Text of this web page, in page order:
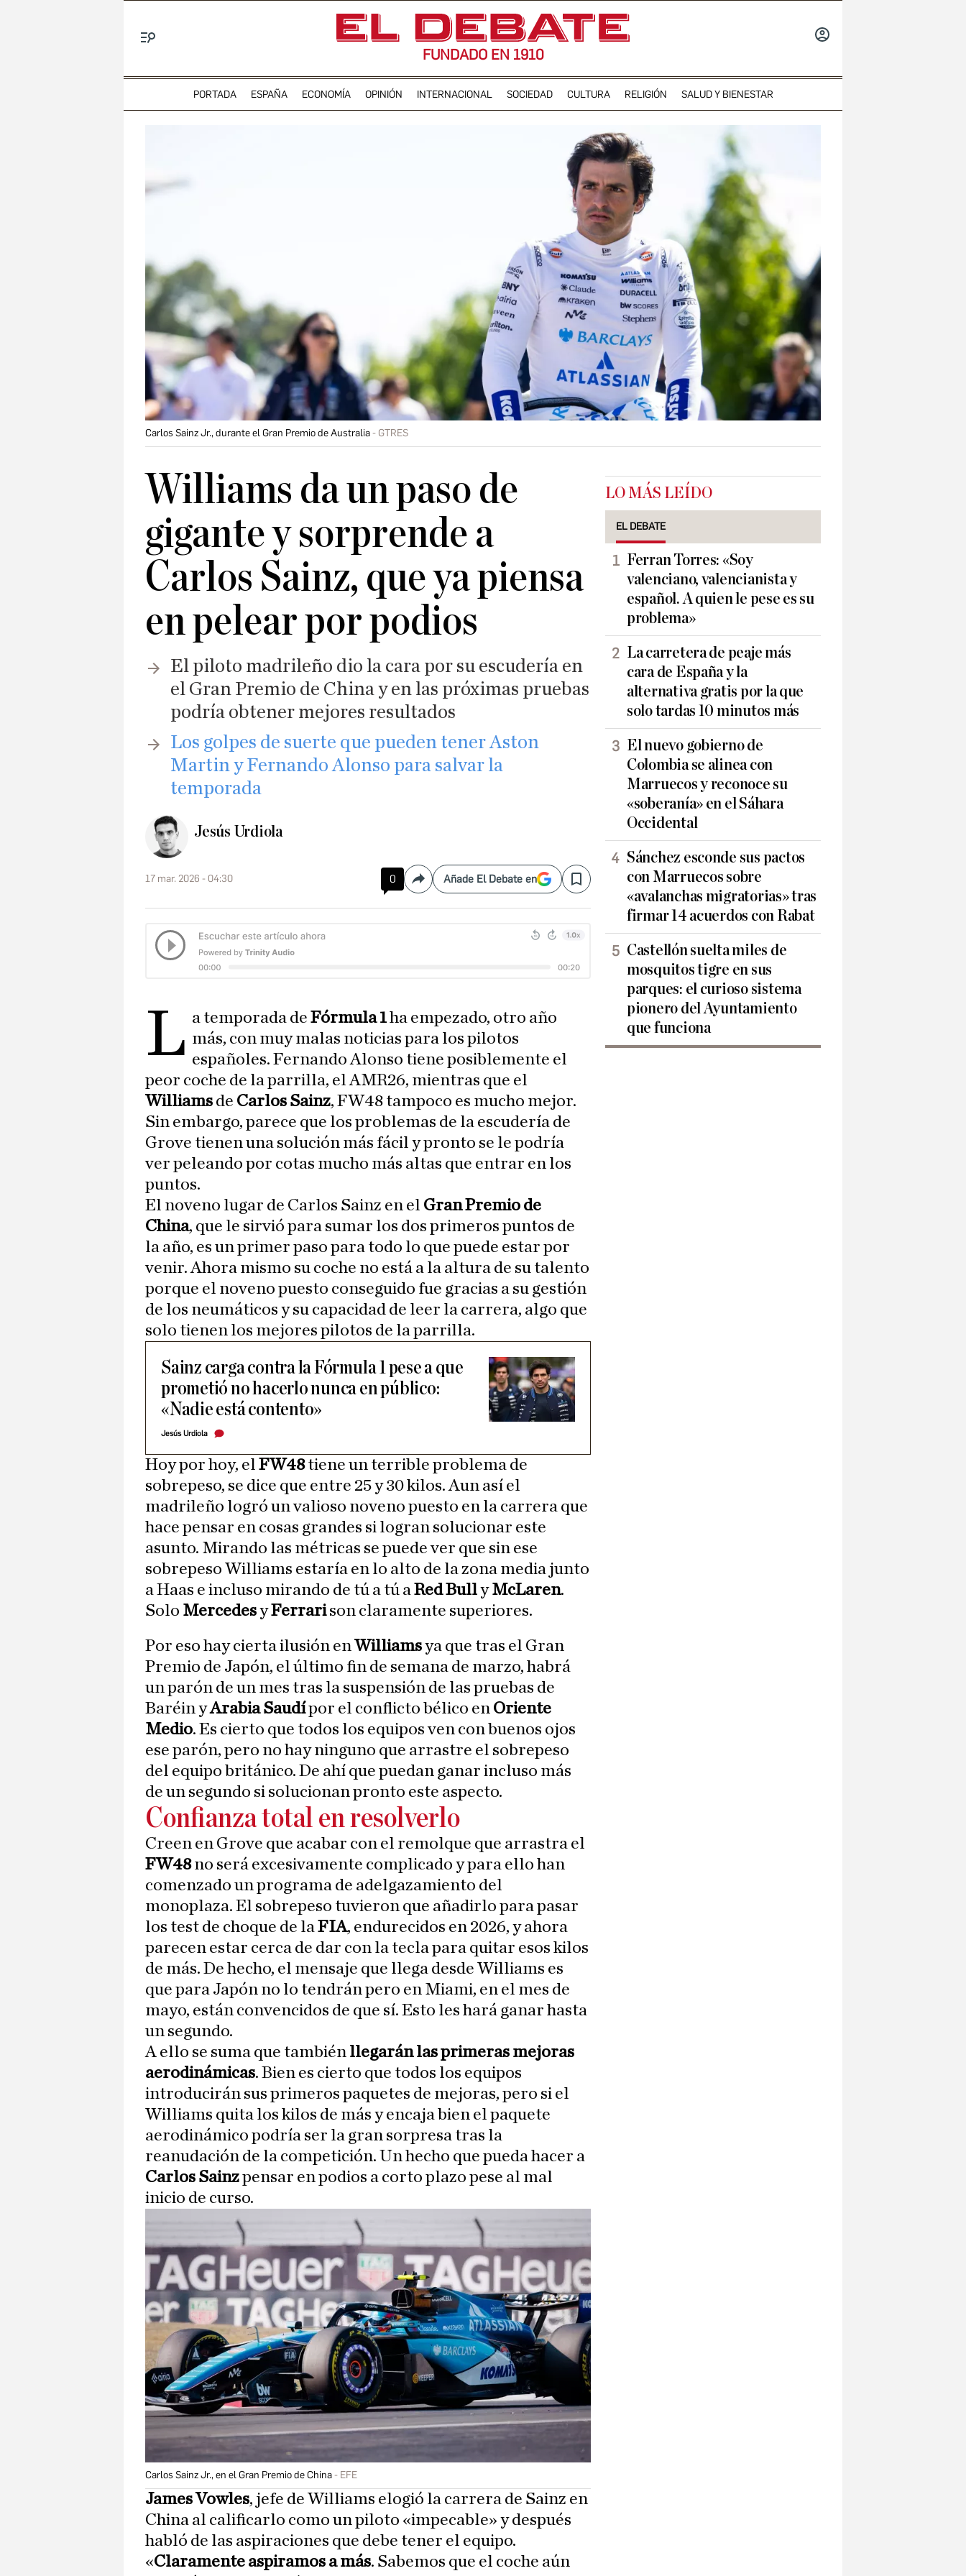
FUNDADO EN 1910
PORTADA ESPAÑA ECONOMÍA OPINIÓN INTERNACIONAL SOCIEDAD CULTURA RELIGIÓN SALUD Y BIENESTAR
Carlos Sainz Jr., durante el Gran Premio de Australia GTRES
Williams da un paso de
gigante y sorprende a
Carlos Sainz, que ya piensa
en pelear por podios
El piloto madrileño dio la cara por su escudería en
el Gran Premio de China y en las próximas pruebas
podría obtener mejores resultados
Los golpes de suerte que pueden tener Aston
Martin y Fernando Alonso para salvar la
temporada
Jesús Urdiola
17 mar. 2026 - 04:30 0 CompartirAñade El Debate en Save
L a temporada deFórmula 1ha empezado, otro año
más, con muy malas noticias para los pilotos
españoles. Fernando Alonso tiene posiblemente el
peor coche de la parrilla, el AMR26, mientras que el
Williams de Carlos Sainz, FW48 tampoco es mucho mejor.
Sin embargo, parece que los problemas de la escudería de
Grove tienen una solución más fácil y pronto se le podría
ver peleando por cotas mucho más altas que entrar en los
puntos.
El noveno lugar de Carlos Sainz en el Gran Premio de
China, que le sirvió para sumar los dos primeros puntos de
la año, es un primer paso para todo lo que puede estar por
venir. Ahora mismo su coche no está a la altura de su talento
porque el noveno puesto conseguido fue gracias a su gestión
de los neumáticos y su capacidad de leer la carrera, algo que
solo tienen los mejores pilotos de la parrilla.
Sainz carga contra la Fórmula 1 pese a que
prometió no hacerlo nunca en público:
«Nadie está contento»
Jesús Urdiola
Hoy por hoy, el FW48tiene un terrible problema de
sobrepeso, se dice que entre 25 y 30 kilos. Aun así el
madrileño logró un valioso noveno puesto en la carrera que
hace pensar en cosas grandes si logran solucionar este
asunto. Mirando las métricas se puede ver que sin ese
sobrepeso Williams estaría en lo alto de la zona media junto
a Haas e incluso mirando de tú a tú aRed BullyMcLaren.
Solo MercedesyFerrarison claramente superiores.
Por eso hay cierta ilusión enWilliamsya que tras el Gran
Premio de Japón, el último fin de semana de marzo, habrá
un parón de un mes tras la suspensión de las pruebas de
Baréin yArabia Saudípor el conflicto bélico en Oriente
Medio. Es cierto que todos los equipos ven con buenos ojos
ese parón, pero no hay ninguno que arrastre el sobrepeso
del equipo británico. De ahí que puedan ganar incluso más
de un segundo si solucionan pronto este aspecto.
Confianza total en resolverlo
Creen en Grove que acabar con el remolque que arrastra el
FW48no será excesivamente complicado y para ello han
comenzado un programa de adelgazamiento del
monoplaza. El sobrepeso tuvieron que añadirlo para pasar
los test de choque de laFIA, endurecidos en 2026, y ahora
parecen estar cerca de dar con la tecla para quitar esos kilos
de más. De hecho, el mensaje que llega desde Williams es
que para Japón no lo tendrán pero en Miami, en el mes de
mayo, están convencidos de que sí. Esto les hará ganar hasta
un segundo.
A ello se suma que también llegarán las primeras mejoras
aerodinámicas. Bien es cierto que todos los equipos
introducirán sus primeros paquetes de mejoras, pero si el
Williams quita los kilos de más y encaja bien el paquete
aerodinámico podría ser la gran sorpresa tras la
reanudación de la competición. Un hecho que pueda hacer a
Carlos Sainzpensar en podios a corto plazo pese al mal
inicio de curso.
Carlos Sainz Jr., en el Gran Premio de China EFE
James Vowles, jefe de Williams elogió la carrera de Sainz en
China al calificarlo como un piloto «impecable» y después
habló de las aspiraciones que debe tener el equipo.
«Claramente aspiramos a más. Sabemos que el coche aún
LO MÁS LEÍDO
EL DEBATE
Ferran Torres: «Soy
valenciano, valencianista y
español. A quien le pese es su
problema»
La carretera de peaje más
cara de España y la
alternativa gratis por la que
solo tardas 10 minutos más
El nuevo gobierno de
Colombia se alinea con
Marruecos y reconoce su
«soberanía» en el Sáhara
Occidental
Sánchez esconde sus pactos
con Marruecos sobre
«avalanchas migratorias» tras
firmar 14 acuerdos con Rabat
Castellón suelta miles de
mosquitos tigre en sus
parques: el curioso sistema
pionero del Ayuntamiento
que funciona